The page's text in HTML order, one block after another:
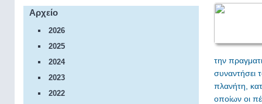
Αρχείο
2026
2025
2024
2023
2022
την
συναντήσει
πλανήτη,
οποίων οι